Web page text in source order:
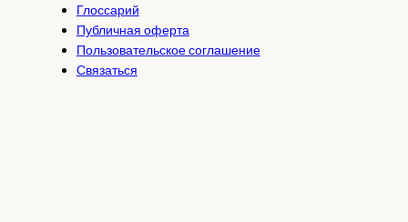
Глоссарий
Публичная оферта
Пользовательское соглашение
Связаться